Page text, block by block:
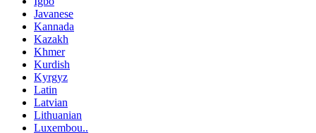
Javanese
Kannada
Kazakh
Khmer
Kurdish
Kyrgyz
Latin
Latvian
Lithuanian
Luxembou..